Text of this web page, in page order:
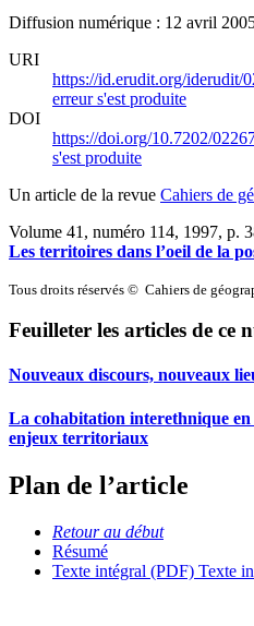
Diffusion numérique : 12 avril
URI
https://id.erudit.org/iderudit/
erreur s'est produite
DOI
https://doi.org/10.7202/
s'est produite
Un article de la revue Cahiers de
Volume 41, numéro 114, 1997, p.
Les territoires dans l’oeil de la
Tous droits réservés © Cahiers de
Feuilleter les articles de ce
Nouveaux discours, nouveaux
La cohabitation interethnique
enjeux territoriaux
Plan de l’article
Retour au début
Résumé
Texte intégral (PDF) Texte